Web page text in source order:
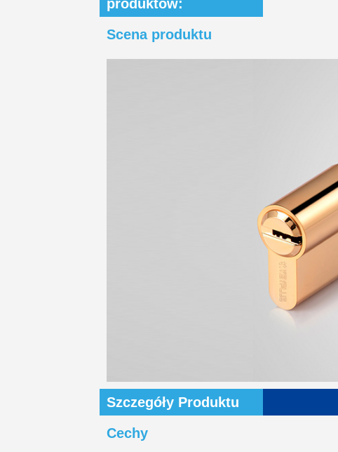
produktów:
Scena produktu
Szczegóły Produktu
Cechy